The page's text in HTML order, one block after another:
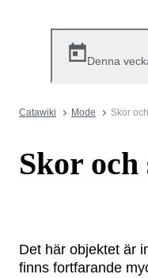
Denna
Catawiki Mode Skor
Skor och
Det här objektet är
finns fortfarande